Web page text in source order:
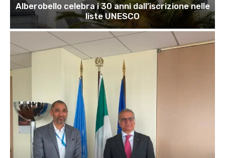
Alberobello celebra i 30 anni dall’iscrizione nelle
liste UNESCO